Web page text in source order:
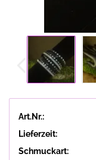
Art.Nr.:
Lieferzeit:
Schmuckart: